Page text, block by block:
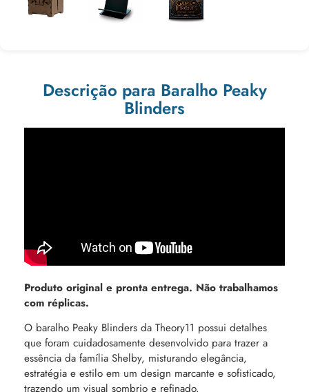
Descrição para Baralho Peaky
Blinders
Produto original e pronta entrega. Não trabalhamos
com réplicas.
O baralho Peaky Blinders da Theory11 possui detalhes
que foram cuidadosamente desenvolvido para trazer a
essência da família Shelby, misturando elegância,
estratégia e estilo em um design marcante e sofisticado,
trazendo um visual sombrio e refinado.